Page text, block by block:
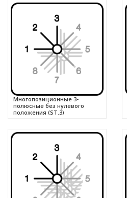
Многопозиционные 3-
полюсные без нулевого
положения (ST.3)